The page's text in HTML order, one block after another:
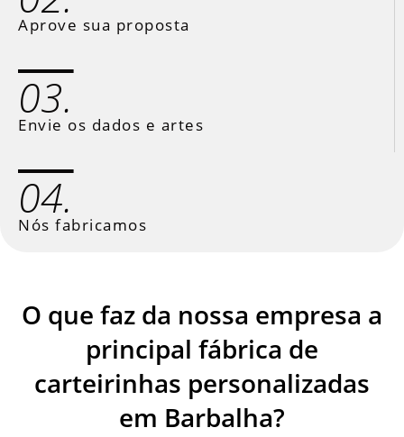
Aprove sua proposta
03.
Envie os dados e artes
04.
Nós fabricamos
O que faz da nossa empresa a
principal fábrica de
carteirinhas personalizadas
em Barbalha?